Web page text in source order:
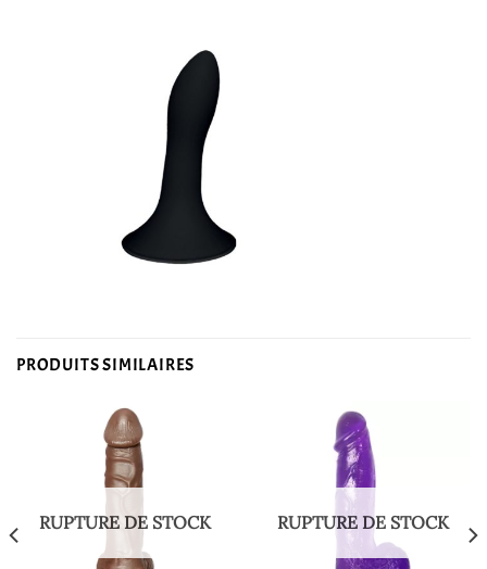
PRODUITS SIMILAIRES
RUPTURE DE STOCK RUPTURE DE STOCK